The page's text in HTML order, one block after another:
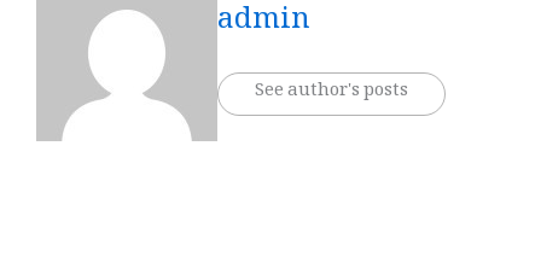
admin
See author's posts